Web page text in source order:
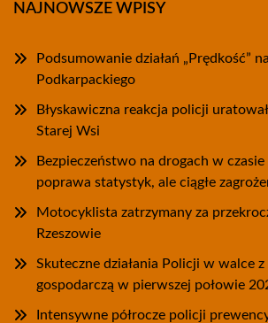
NAJNOWSZE WPISY
Podsumowanie działań „Prędkość”
Podkarpackiego
Błyskawiczna reakcja policji
Starej Wsi
Bezpieczeństwo na drogach w
poprawa statystyk, ale ciągłe
Motocyklista zatrzymany za
Rzeszowie
Skuteczne działania Policji w walce
gospodarczą w pierwszej połowie
Intensywne półrocze policji